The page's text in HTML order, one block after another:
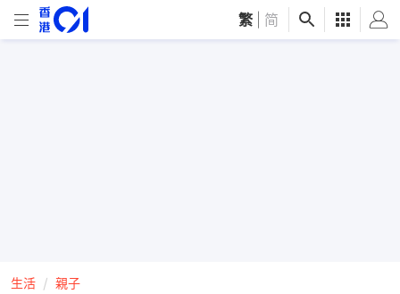
繁 简
生活 親子